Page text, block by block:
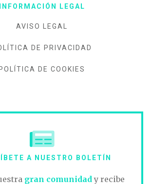
INFORMACIÓN LEGAL
AVISO LEGAL
DE PRIVACIDAD
POLÍTICA DE COOKIES
A NUESTRO BOLETÍN
gran comunidad y recibe